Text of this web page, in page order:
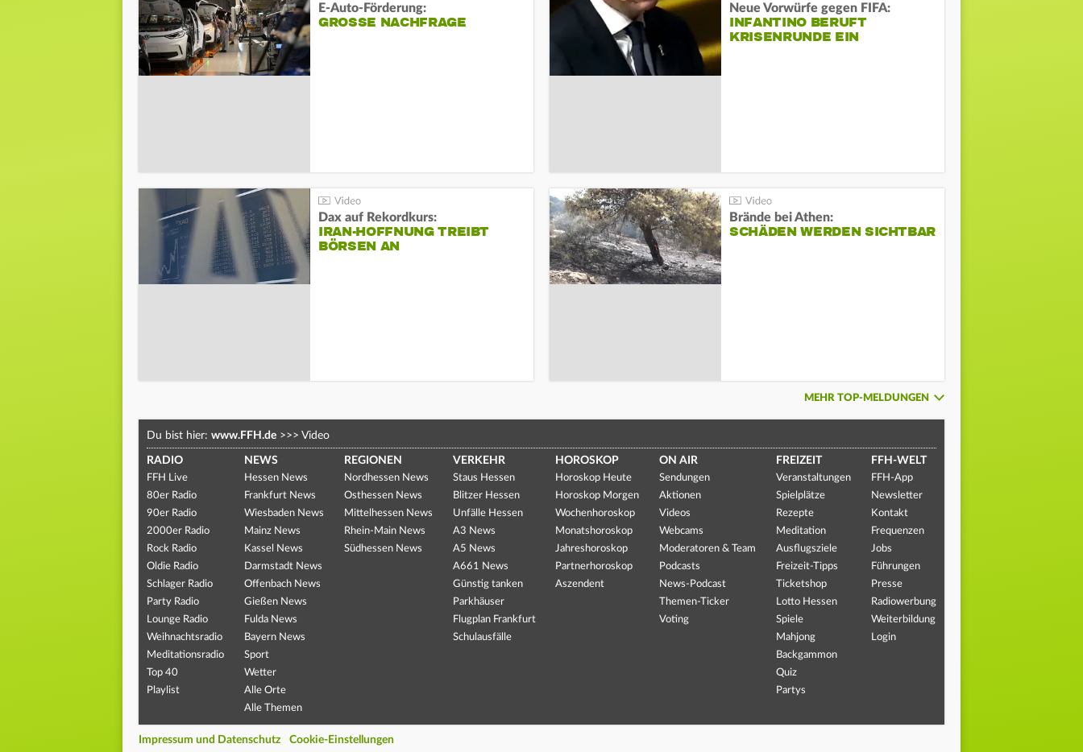
E-Auto-Förderung:
GROSSE NACHFRAGE
Neue Vorwürfe gegen FIFA:
INFANTINO BERUFT
KRISENRUNDE EIN
Dax auf Rekordkurs:
IRAN-HOFFNUNG TREIBT
BÖRSEN AN
Brände bei Athen:
SCHÄDEN WERDEN SICHTBAR
MEHR TOP-MELDUNGEN
Du bist hier: www.FFH.de >>> Video
RADIO
FFH Live
80er Radio
90er Radio
2000er Radio
Rock Radio
Oldie Radio
Schlager Radio
Party Radio
Lounge Radio
Weihnachtsradio
Meditationsradio
Top 40
Playlist
NEWS
Hessen News
Frankfurt News
Wiesbaden News
Mainz News
Kassel News
Darmstadt News
Offenbach News
Gießen News
Fulda News
Bayern News
Sport
Wetter
Alle Orte
Alle Themen
REGIONEN
Nordhessen News
Osthessen News
Mittelhessen News
Rhein-Main News
Südhessen News
VERKEHR
Staus Hessen
Blitzer Hessen
Unfälle Hessen
A3 News
A5 News
A661 News
Günstig tanken
Parkhäuser
Flugplan Frankfurt
Schulausfälle
HOROSKOP
Horoskop Heute
Horoskop Morgen
Wochenhoroskop
Monatshoroskop
Jahreshoroskop
Partnerhoroskop
Aszendent
ON AIR
Sendungen
Aktionen
Videos
Webcams
Moderatoren & Team
Podcasts
News-Podcast
Themen-Ticker
Voting
FREIZEIT
Veranstaltungen
Spielplätze
Rezepte
Meditation
Ausflugsziele
Freizeit-Tipps
Ticketshop
Lotto Hessen
Spiele
Mahjong
Backgammon
Quiz
Partys
FFH-WELT
FFH-App
Newsletter
Kontakt
Frequenzen
Jobs
Führungen
Presse
Radiowerbung
Weiterbildung
Login
Impressum und Datenschutz Cookie-Einstellungen